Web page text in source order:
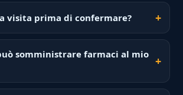
visita prima di confermare?
somministrare farmaci al mio